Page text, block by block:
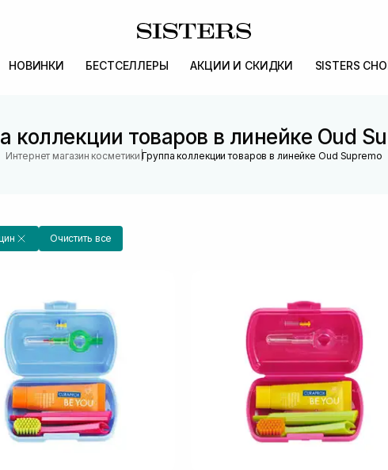
НОВИНКИ БЕСТСЕЛЛЕРЫ АКЦИИ И СКИДКИ SISTERS
коллекции товаров в линейке Oud
Интернет магазин косметики |Группа коллекции товаров в линейке Oud Supremo
Очистить все